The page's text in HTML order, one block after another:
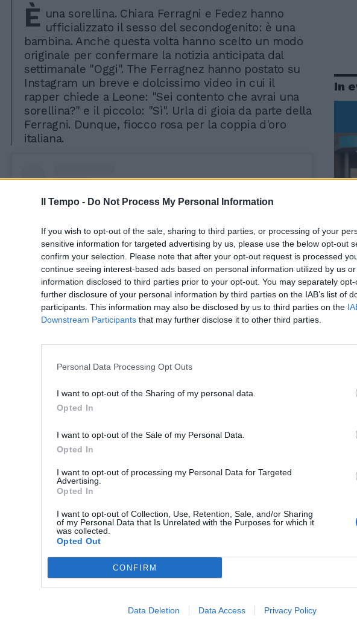
Il Tempo - Do Not Process My Personal Information
If you wish to opt-out of the sale, sharing to third parties, or processing of your
sensitive information for targeted advertising by us, please use the below opt-out
confirm your selection. Please note that after your opt-out request is processed
continue seeing interest-based ads based on personal information utilized by us
information disclosed to third parties prior to your opt-out. You may separately
further disclosure of your personal information by third parties on the IAB’s list of
participants. This information may also be disclosed by us to third parties on the
Downstream Participants that may further disclose it to other third parties.
Personal Data Processing Opt Outs
I want to opt-out of the Sharing of my personal data.
Opted In
I want to opt-out of the Sale of my Personal Data.
Opted In
I want to opt-out of processing my Personal Data for Targeted
Advertising.
Opted In
I want to opt-out of Collection, Use, Retention, Sale, and/or Sharing
of my Personal Data that Is Unrelated with the Purposes for which it
was collected.
Opted Out
CONFIRM
Data Deletion Data Access Privacy Policy
È una sorellina. Chiara Ferragni e Fedez hanno
ufficializzato il sesso del secondogenito: è una
bambina. Anche questa volta hanno scelto un modo
originale per confermare la notizia anticipata dal
settimanale "Oggi". The Ferragnez hanno postato su
Instagram un breve e dolcissimo video in cui il
rapper chiede a Leone: "Sei contento che avrai una
sorellina?" e il piccolo: "Sì". Urla di gioia da parte della
Ferragni. Dunque, fiocco rosa per la coppia d'oro
italiana.
Visualizza questo post su Instagram
Un post condiviso da
In
Rudy Giuliani a Come States?
Trump, Meloni e la strategia
americana